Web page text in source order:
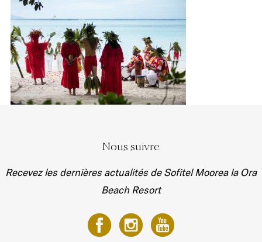
Nous suivre
Recevez les dernières actualités de Sofitel Moorea la Ora
Beach Resort